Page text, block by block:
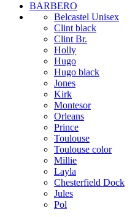
BARBERO
Belcastel Unisex
Clint black
Clint Br.
Holly
Hugo
Hugo black
Jones
Kirk
Montesor
Orleans
Prince
Toulouse
Toulouse color
Millie
Layla
Chesterfield Dock
Jules
Pol